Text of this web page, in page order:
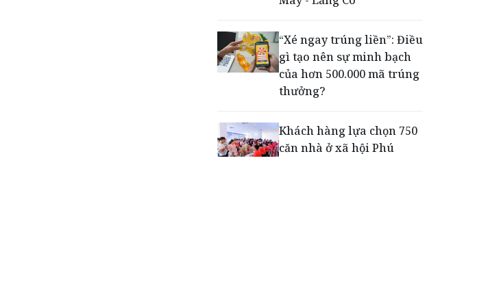
lập nghiệp của người trẻ
toàn cầu
“Xé ngay trúng liền”: Điều
gì tạo nên sự minh bạch
của hơn 500.000 mã trúng
thưởng?
Khách hàng lựa chọn 750
căn nhà ở xã hội Phú